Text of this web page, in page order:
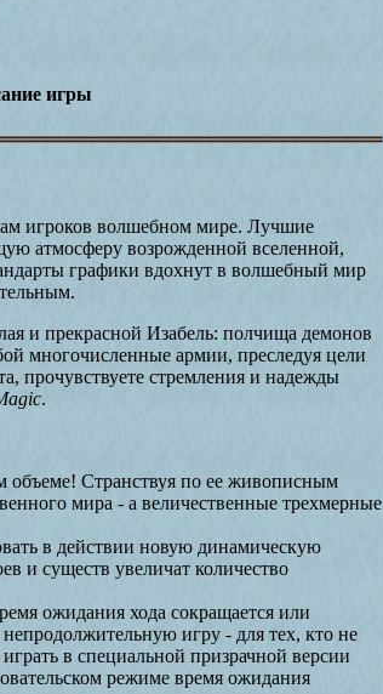
игры
игроков волшебном мире. Лучшие
атмосферу возрожденной вселенной,
графики вдохнут в волшебный мир
и прекрасной Изабель: полчища демонов
многочисленные армии, преследуя цели
прочувствуете стремления и надежды
.
объеме! Странствуя по ее живописным
мира - а величественные трехмерные
в действии новую динамическую
и существ увеличат количество
ожидания хода сокращается или
игру - для тех, кто не
в специальной призрачной версии
режиме время ожидания